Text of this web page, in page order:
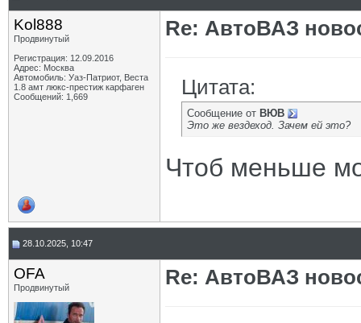
Kol888
Продвинутый
Регистрация: 12.09.2016
Адрес: Москва
Автомобиль: Уаз-Патриот, Веста
1.8 амт люкс-престиж карфаген
Сообщений: 1,669
Re: АвтоВАЗ
Цитата:
Сообщение от ВЮВ
Это же вездеход. Зачем ей это?
Чтоб меньше
28.10.2025, 10:47
OFA
Продвинутый Re: АвтоВАЗ